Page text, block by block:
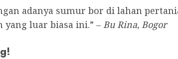
adanya sumur bor di lahan
yang luar biasa ini.” – Bu Rina, Bogor